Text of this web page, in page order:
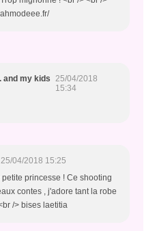
and my kids 25/04/2018
15:34
25/04/2018 15:25
princesse ! Ce shooting
contes , j'adore tant la robe
/> bises laetitia